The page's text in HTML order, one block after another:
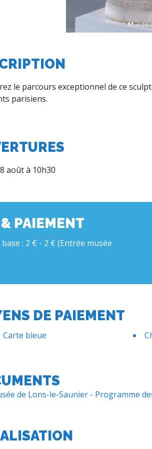
le parcours exceptionnel de ce
parisiens.
août à 10h30
PAIEMENT
: 2 € - 2 € (Entrée musée
DE PAIEMENT
Carte bleue
de Lons-le-Saunier - Programme